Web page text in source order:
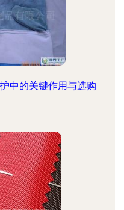
中的关键作用与选购